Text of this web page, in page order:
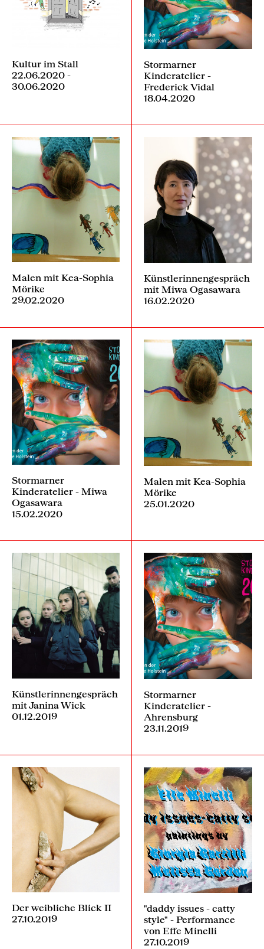
Kultur im Stall
22.06.2020 -
30.06.2020
Stormarner
Kinderatelier -
Frederick Vidal
18.04.2020
Malen mit Kea-Sophia
Mörike
29.02.2020
Künstlerinnengespräch
mit Miwa Ogasawara
16.02.2020
Stormarner
Kinderatelier - Miwa
Ogasawara
15.02.2020
Malen mit Kea-Sophia
Mörike
25.01.2020
Künstlerinnengespräch
mit Janina Wick
01.12.2019
Stormarner
Kinderatelier -
Ahrensburg
23.11.2019
Der weibliche Blick II
27.10.2019
"daddy issues - catty
style" - Performance
von Effe Minelli
27.10.2019